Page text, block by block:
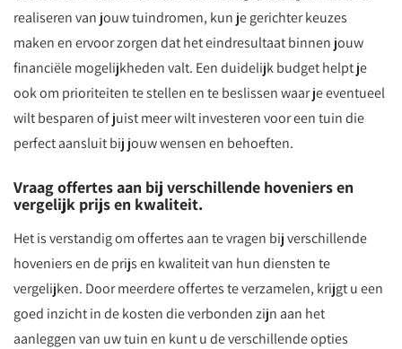
realiseren van jouw tuindromen, kun je gerichter keuzes
maken en ervoor zorgen dat het eindresultaat binnen jouw
financiële mogelijkheden valt. Een duidelijk budget helpt je
ook om prioriteiten te stellen en te beslissen waar je eventueel
wilt besparen of juist meer wilt investeren voor een tuin die
perfect aansluit bij jouw wensen en behoeften.
Vraag offertes aan bij verschillende hoveniers en
vergelijk prijs en kwaliteit.
Het is verstandig om offertes aan te vragen bij verschillende
hoveniers en de prijs en kwaliteit van hun diensten te
vergelijken. Door meerdere offertes te verzamelen, krijgt u een
goed inzicht in de kosten die verbonden zijn aan het
aanleggen van uw tuin en kunt u de verschillende opties